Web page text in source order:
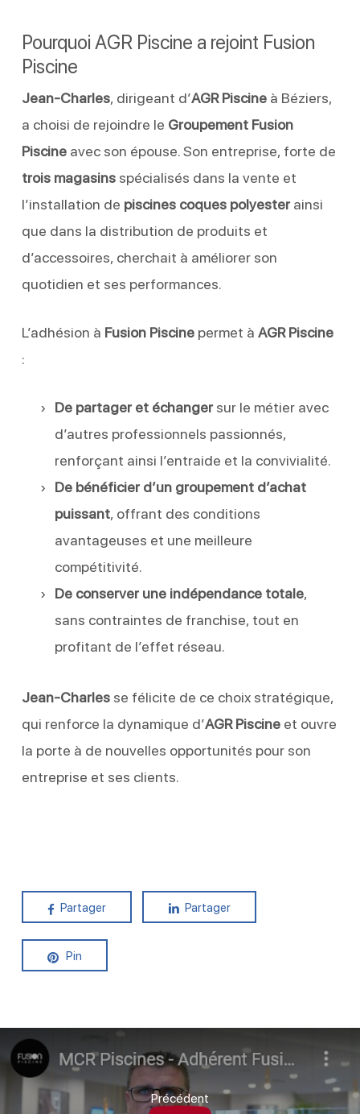
Pourquoi AGR Piscine a rejoint Fusion
Piscine
Jean-Charles, dirigeant d’AGR Piscineà Béziers,
a choisi de rejoindre le Groupement Fusion
Piscineavec son épouse. Son entreprise, forte de
trois magasinsspécialisés dans la vente et
l’installation de piscines coques polyesterainsi
que dans la distribution de produits et
d’accessoires, cherchait à améliorer son
quotidien et ses performances.
L’adhésion à Fusion Piscinepermet à AGR Piscine
:
De partager et échangersur le métier avec
d’autres professionnels passionnés,
renforçant ainsi l’entraide et la convivialité.
De bénéficier d’un groupement d’achat
puissant, offrant des conditions
avantageuses et une meilleure
compétitivité.
De conserver une indépendance totale,
sans contraintes de franchise, tout en
profitant de l’effet réseau.
Jean-Charlesse félicite de ce choix stratégique,
qui renforce la dynamique d’AGR Piscineet ouvre
la porte à de nouvelles opportunités pour son
entreprise et ses clients.
Partager Partager
Pin
Précédent